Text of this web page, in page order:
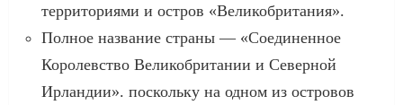
территориями и остров «Великобритания».
Полное название страны — «Соединенное
Королевство Великобритании и Северной
Ирландии». поскольку на одном из островов